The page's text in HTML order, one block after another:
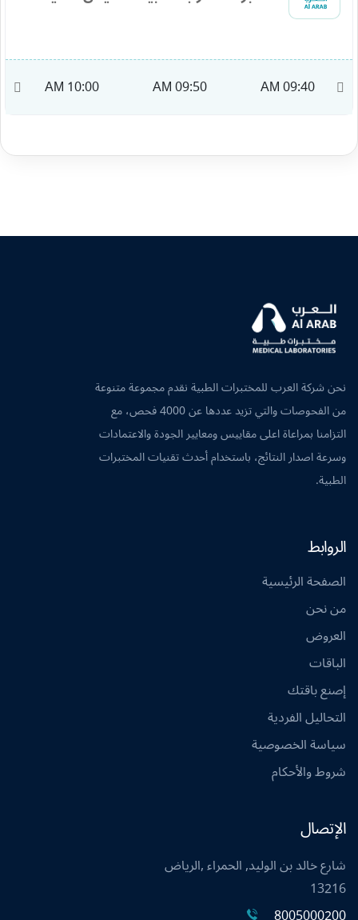
09:40 AM
09:50 AM
10:00 AM
نحن شركة العرب للمختبرات الطبية نقدم مجموعة متنوعة
من الفحوصات والتي تزيد عددها عن 4000 فحص، مع
التزامنا بمراعاة اعلى مقاييس ومعايير الجودة والاعتمادات
وسرعة اصدار النتائج، باستخدام أحدث تقنيات المختبرات
الطبية.
الروابط
الصفحة الرئيسية
من نحن
العروض
الباقات
إصنع باقتك
التحاليل الفردية
سياسة الخصوصية
شروط والأحكام
الإتصال
شارع خالد بن الوليد, الحمراء ,الرياض
13216